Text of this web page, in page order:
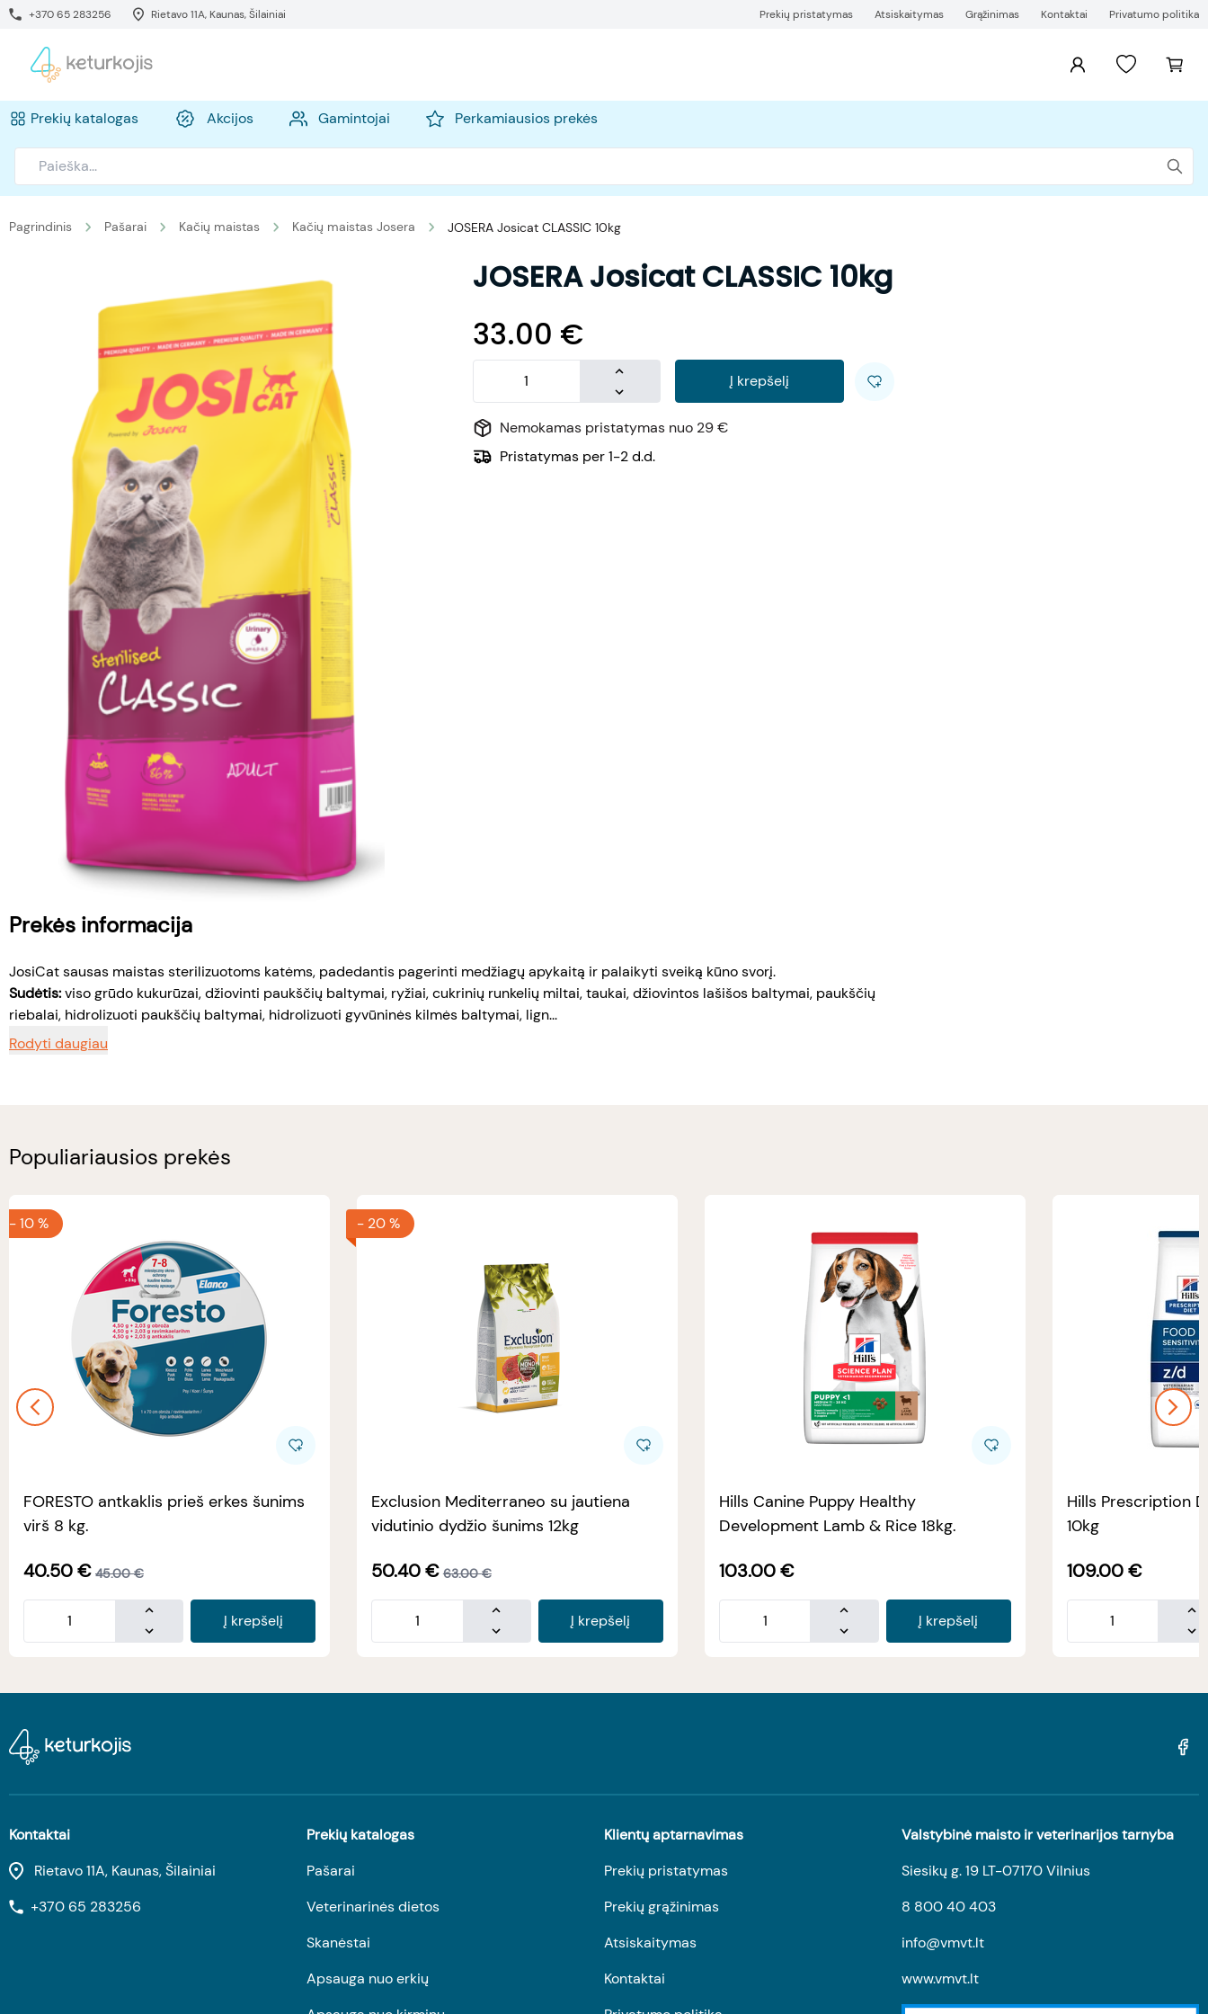
+370 65 283256 Rietavo 11A, Kaunas, Šilainiai Prekių pristatymas Atsiskaitymas Grąžinimas Kontaktai Privatumo politika
Prekių katalogas Akcijos Gamintojai Perkamiausios prekės
Pagrindinis Pašarai Kačių maistas Kačių maistas Josera JOSERA Josicat CLASSIC 10kg
JOSERA Josicat CLASSIC 10kg
33.00 €
Į krepšelį
Nemokamas pristatymas nuo 29 €
Pristatymas per 1-2 d.d.
Prekės informacija
JosiCat sausas maistas sterilizuotoms katėms, padedantis pagerinti medžiagų apykaitą ir palaikyti sveiką kūno svorį.
Sudėtis:viso grūdo kukurūzai, džiovinti paukščių baltymai, ryžiai, cukrinių runkelių miltai, taukai, džiovintos lašišos baltymai, paukščių
riebalai, hidrolizuoti paukščių baltymai, hidrolizuoti gyvūninės kilmės baltymai, lign...
Rodyti daugiau
Populiariausios prekės
-10 %
FORESTO antkaklis prieš erkes šunims
virš 8 kg.
40.50€ 45.00 €
Į krepšelį
- 20 %
Exclusion Mediterraneo su jautiena
vidutinio dydžio šunims 12kg
50.40€ 63.00 €
Į krepšelį
Hills Canine Puppy Healthy
Development Lamb & Rice 18kg.
103.00 €
Į krepšelį
Hills Prescription
10kg
109.00 €
Kontaktai
Rietavo 11A, Kaunas, Šilainiai
+370 65 283256
Prekių katalogas
Pašarai
Veterinarinės dietos
Skanėstai
Apsauga nuo erkių
Klientų aptarnavimas
Prekių pristatymas
Prekių grąžinimas
Atsiskaitymas
Kontaktai
Valstybinė maisto ir veterinarijos tarnyba
Siesikų g. 19 LT-07170 Vilnius
8 800 40 403
info@vmvt.lt
www.vmvt.lt